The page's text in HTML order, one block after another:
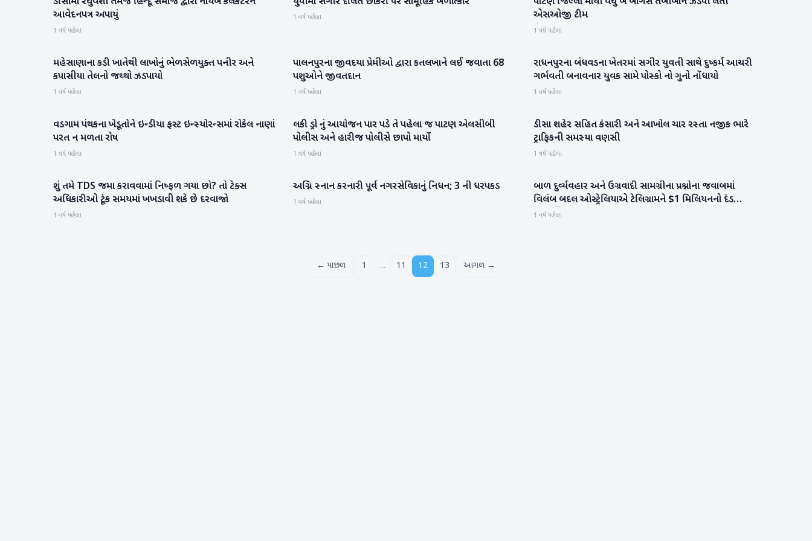
આવેદનપત્ર અપાયું
1 વર્ષ પહેલા
1 વર્ષ પહેલા
એસઓજી ટીમ
1 વર્ષ પહેલા
મહેસાણા
મહેસાણાના કડી ખાતેથી લાખોનું ભેળસેળયુક્ત પનીર અને
કપાસીયા તેલનો જથ્થો ઝડપાયો
1 વર્ષ પહેલા
બનાસકાંઠા
પાલનપુરના જીવદયા પ્રેમીઓ દ્વારા કતલખાને લઈ જવાતા 68
પશુઓને જીવતદાન
1 વર્ષ પહેલા
પાટણ
રાધનપુરના બંધવડના ખેતરમાં સગીર યુવતી સાથે દુષ્કર્મ આચરી
ગર્ભવતી બનાવનાર યુવક સામે પોસ્કો નો ગુનો નોંધાયો
1 વર્ષ પહેલા
બનાસકાંઠા
વડગામ પંથકના ખેડૂતોને ઇન્ડીયા ફસ્ટ ઇન્સ્યોરન્સમાં રોકેલ નાણાં
પરત ન મળતા રોષ
1 વર્ષ પહેલા
પાટણ
લકી ડ્રો નું આયોજન પાર પડે તે પહેલા જ પાટણ એલસીબી
પોલીસ અને હારીજ પોલીસે છાપો માર્યો
1 વર્ષ પહેલા
બનાસકાંઠા
ડીસા શહેર સહિત કંસારી અને આખોલ ચાર રસ્તા નજીક ભારે
ટ્રાફિકની સમસ્યા વણસી
1 વર્ષ પહેલા
બિઝનેસ
શું તમે TDS જમા કરાવવામાં નિષ્ફળ ગયા છો? તો ટેક્સ
અધિકારીઓ ટૂંક સમયમાં ખખડાવી શકે છે દરવાજો
1 વર્ષ પહેલા
બનાસકાંઠા
અગ્નિ સ્નાન કરનારી પૂર્વ નગરસેવિકાનું નિધન; 3 ની ધરપકડ
1 વર્ષ પહેલા
આંતરરાષ્ટ્રીય
બાળ દુર્વ્યવહાર અને ઉગ્રવાદી સામગ્રીના પ્રશ્નોના જવાબમાં
વિલંબ બદલ ઓસ્ટ્રેલિયાએ ટેલિગ્રામને $1 મિલિયનનો દંડ
ફટકાર્યો
1 વર્ષ પહેલા
← પાછળ 1 ... 11 12 13 આગળ →